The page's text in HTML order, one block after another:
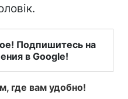
Подпишитесь на
в Google!
где вам удобно!